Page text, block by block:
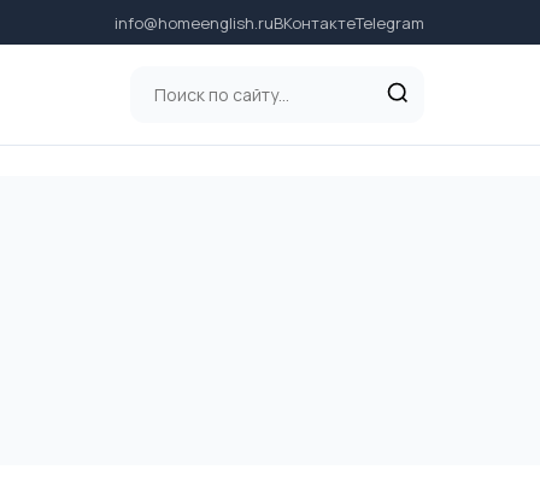
info@homeenglish.ruВКонтактеTelegram